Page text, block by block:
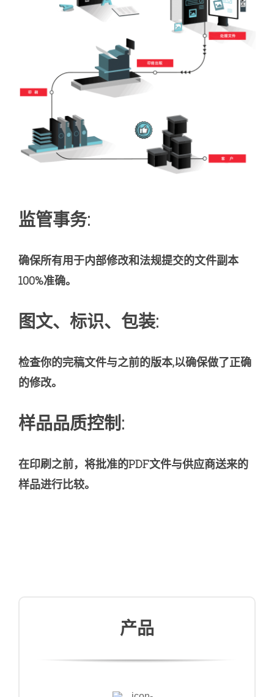
监管事务:
确保所有用于内部修改和法规提交的文件副本
100%准确。
图文、标识、包装:
检查你的完稿文件与之前的版本,以确保做了正确
的修改。
样品品质控制:
在印刷之前，将批准的PDF文件与供应商送来的
样品进行比较。
产品